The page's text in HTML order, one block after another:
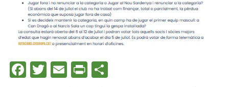
Facebook
Twitter
Email
Print
Màrqueting
En compartir
els teus